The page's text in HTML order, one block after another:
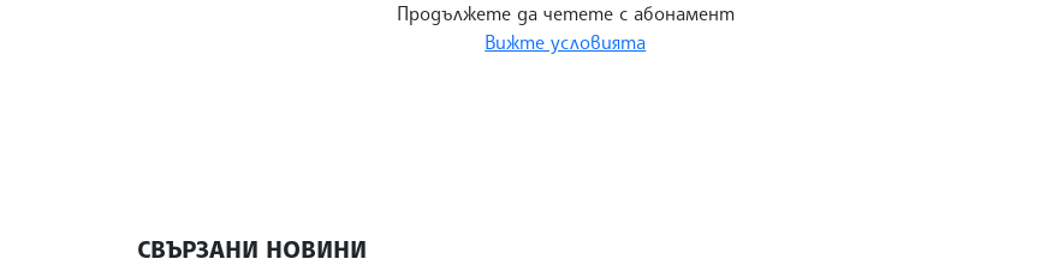
Продължете да четете с абонамент
Вижте условията
СВЪРЗАНИ НОВИНИ